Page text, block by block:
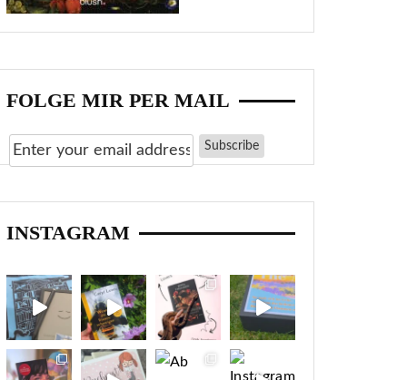
FOLGE MIR PER MAIL
INSTAGRAM